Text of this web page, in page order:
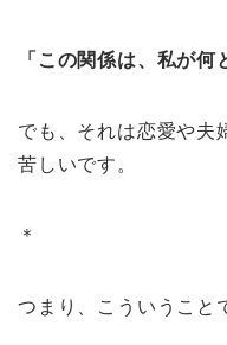
「この関係は、私が何
でも、それは恋愛や夫
苦しいです。
＊
つまり、こういうこと